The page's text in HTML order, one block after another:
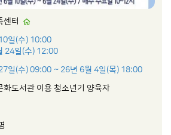
센터
일(수) 10:00
24일(수) 12:00
일(수) 09:00 ~ 26년 6월 4일(목) 18:00
화도서관 이용 청소년기 양육자